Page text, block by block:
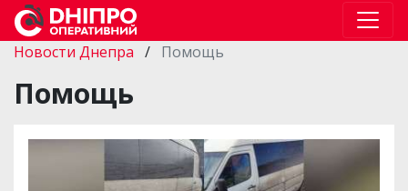
Новости Днепра / Помощь
Помощь